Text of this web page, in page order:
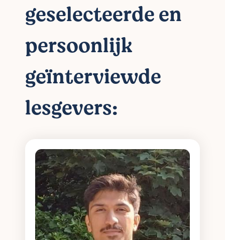
geselecteerde en
persoonlijk
geïnterviewde
lesgevers: